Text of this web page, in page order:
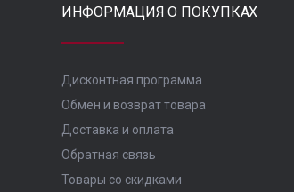
ИНФОРМАЦИЯ О ПОКУПКАХ
Дисконтная программа
Обмен и возврат товара
Доставка и оплата
Обратная связь
Товары со скидками